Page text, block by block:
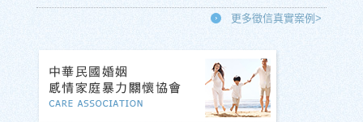
更多徵信真實案例>